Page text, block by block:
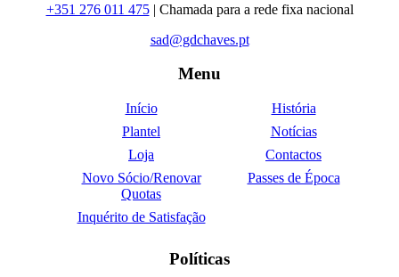
+351 276 011 475| Chamada para a rede fixa nacional
sad@gdchaves.pt
Menu
Início
História
Plantel
Notícias
Loja
Contactos
Novo Sócio/Renovar
Quotas
Passes de Época
Inquérito de Satisfação
Políticas